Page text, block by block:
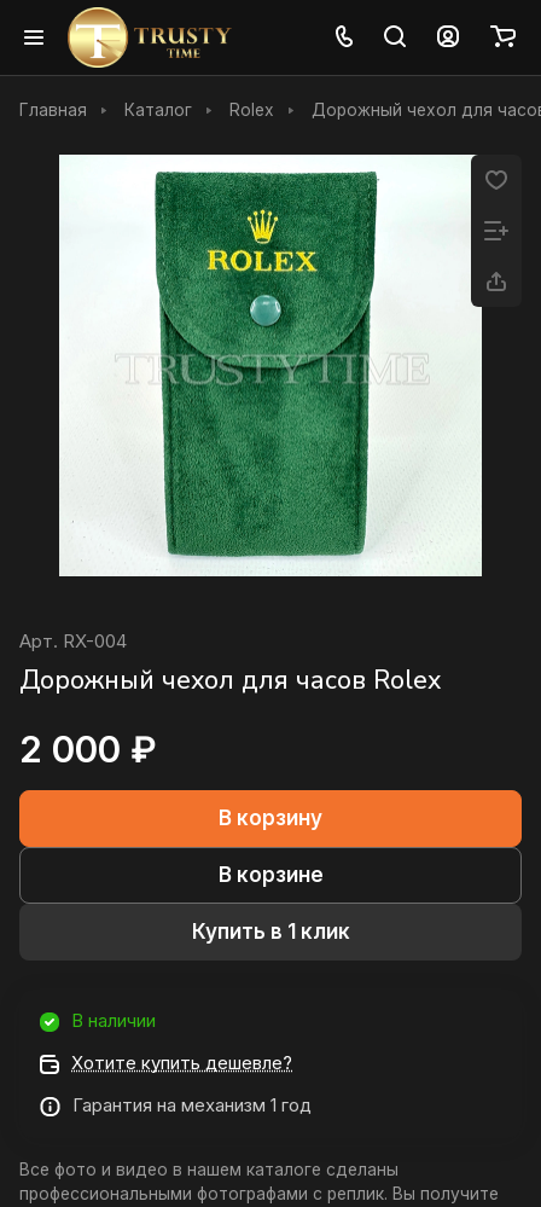
Главная Каталог Rolex Дорожный чехол для
Арт. RX-004
Дорожный чехол для часов Rolex
2 000 ₽
В корзину
В корзине
Купить в 1 клик
В наличии
Хотите купить дешевле?
Гарантия на механизм 1 год
Все фото и видео в нашем каталоге сделаны
профессиональными фотографами с реплик. Вы получите